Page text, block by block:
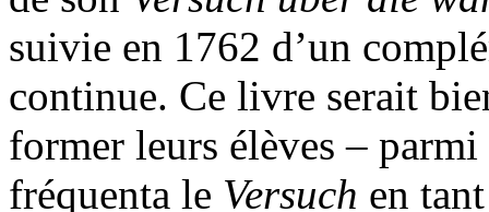
suivie en 1762 d’un
continue. Ce livre serait
former leurs élèves –
fréquenta le Versuch en